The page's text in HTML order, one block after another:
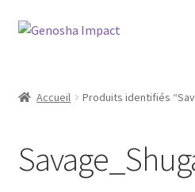
Aller
navigation
Aller
Checkout
Accueil Produits identifiés